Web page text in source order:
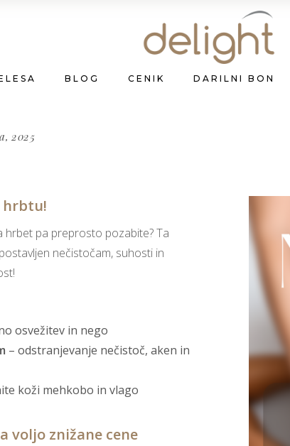
BLOG CENIK DARILNI BON
2025
hrbtu!
hrbet pa preprosto pozabite? Ta
nečistočam, suhosti in
osvežitev in nego
– odstranjevanje nečistoč, aken in
koži mehkobo in vlago
voljo znižane cene